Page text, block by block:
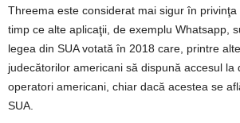
Threema este considerat mai sigur în
timp ce alte aplicaţii, de exemplu Whatsapp,
legea din SUA votată în 2018 care, printre
judecătorilor americani să dispună accesul la
operatori americani, chiar dacă acestea se
SUA.